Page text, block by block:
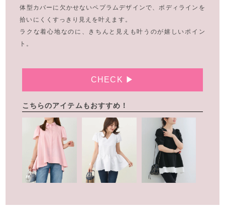
体型カバーに欠かせないペプラムデザインで、ボディラインを
拾いにくくすっきり見えを叶えます。
ラクな着心地なのに、きちんと見えも叶うのが嬉しいポイン
ト。
CHECK ▶
こちらのアイテムもおすすめ！